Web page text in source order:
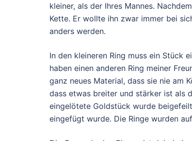
kleiner, als der Ihres Mannes.
Kette. Er wollte ihn zwar immer bei
anders werden.
In den kleineren Ring muss ein Stück
haben einen anderen Ring meiner
ganz neues Material, dass sie nie am
dass etwas breiter und stärker ist als
eingelötete Goldstück wurde
eingefügt wurde. Die Ringe wurden